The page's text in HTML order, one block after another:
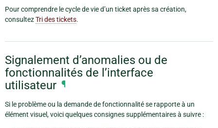
Pour comprendre le cycle de vie d’un ticket après sa création,
consultezTri des tickets.
Signalement d’anomalies ou de
fonctionnalités de l’interface
utilisateur ¶
Si le problème ou la demande de fonctionnalité se rapporte à un
élément visuel, voici quelques consignes supplémentaires à suivre :